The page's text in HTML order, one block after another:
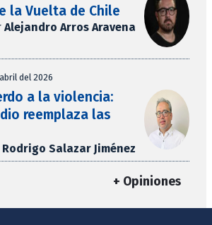
la Vuelta de Chile
Alejandro Arros Aravena
del 2026
a la violencia:
reemplaza las
Rodrigo Salazar Jiménez
+ Opiniones